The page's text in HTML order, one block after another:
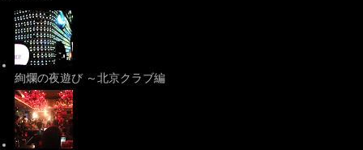
絢爛の夜遊び ～北京クラブ編